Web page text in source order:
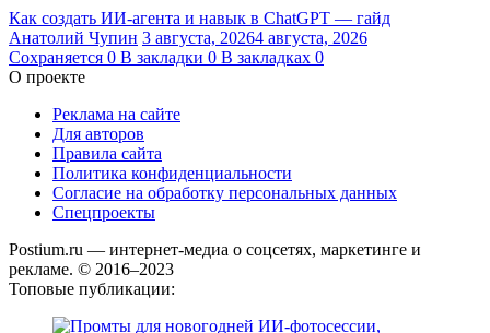
Как создать ИИ-агента и навык в ChatGPT — гайд
Анатолий Чупин 3 августа, 20264 августа, 2026
Сохраняется 0 В закладки 0 В закладках 0
О проекте
Реклама на сайте
Для авторов
Правила сайта
Политика конфиденциальности
Согласие на обработку персональных данных
Спецпроекты
Postium.ru — интернет-медиа о соцсетях, маркетинге и
рекламе. © 2016–2023
Топовые публикации: